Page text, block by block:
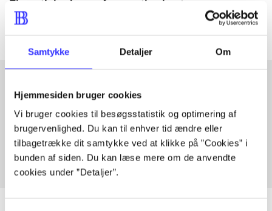
Samtykke Detaljer Om
Hjemmesiden bruger cookies
Vi bruger cookies til besøgsstatistik og optimering af
brugervenlighed. Du kan til enhver tid ændre eller
tilbagetrække dit samtykke ved at klikke på ”Cookies” i
bunden af siden. Du kan læse mere om de anvendte
cookies under ”Detaljer”.
The articles in are frequently about
Articles with same topics
In